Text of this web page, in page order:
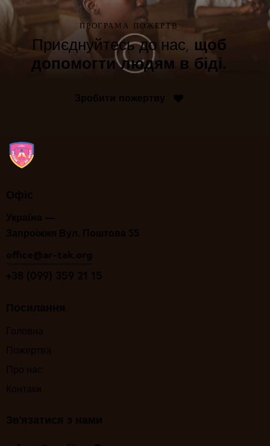
ПРОГРАМА ПОЖЕРТВ
Приєднуйтесь до нас, щоб
допомогти людям в біді.
Зробити пожертву
Офіс
Україна —
Запроіжжя Вул. Поштова 55
office@ar-tak.org
+38 (099) 359 21 15
Посилання
Головна
Пожертва
Про нас
Контаки
Зв'язатися з нами